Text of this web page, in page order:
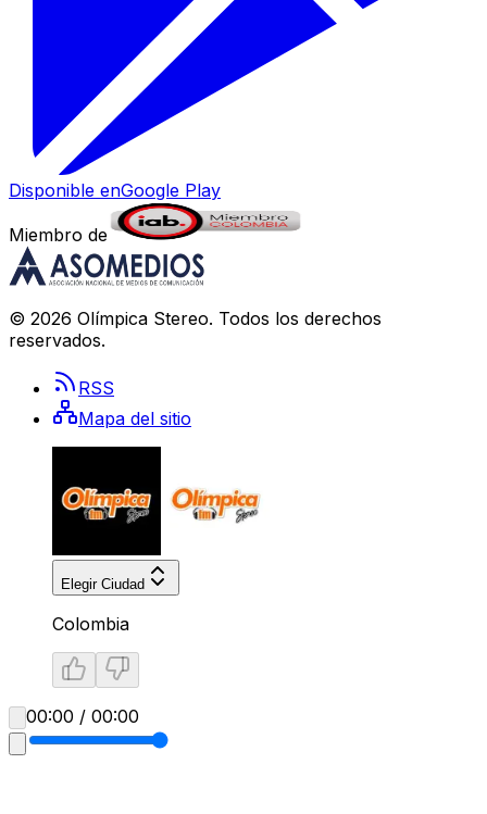
Disponible enGoogle Play
Miembro de
© 2026 Olímpica Stereo. Todos los derechos
reservados.
RSS
Mapa del sitio
Elegir Ciudad
Colombia
00:00 / 00:00